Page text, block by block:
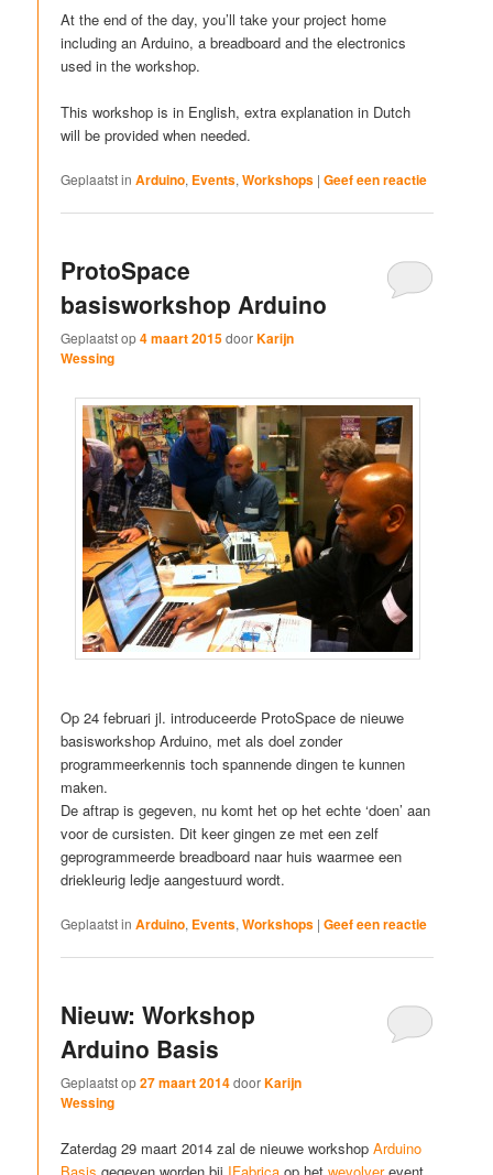
At the end of the day, you’ll take your project home
including an Arduino, a breadboard and the electronics
used in the workshop.
This workshop is in English, extra explanation in Dutch
will be provided when needed.
Geplaatst in Arduino, Events,Workshops |Geef een reactie
ProtoSpace
basisworkshop Arduino
Geplaatst op4 maart 2015doorKarijn
Wessing
Op 24 februari jl. introduceerde ProtoSpace de nieuwe
basisworkshop Arduino, met als doel zonder
programmeerkennis toch spannende dingen te kunnen
maken.
De aftrap is gegeven, nu komt het op het echte ‘doen’ aan
voor de cursisten. Dit keer gingen ze met een zelf
geprogrammeerde breadboard naar huis waarmee een
driekleurig ledje aangestuurd wordt.
Geplaatst in Arduino, Events,Workshops |Geef een reactie
Nieuw: Workshop
Arduino Basis
Geplaatst op27 maart 2014doorKarijn
Wessing
Zaterdag 29 maart 2014 zal de nieuwe workshopArduino
Basis gegeven worden bij IFabrica op hetwevolverevent.